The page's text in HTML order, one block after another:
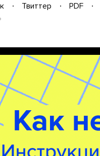
Твиттер PDF